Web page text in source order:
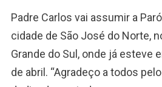
Padre Carlos vai assumir a
cidade de São José do Norte,
Grande do Sul, onde já esteve
de abril. “Agradeço a todos